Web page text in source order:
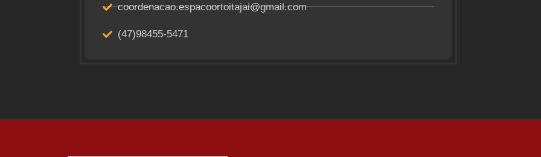
coordenacao.espacoortoitajai@gmail.com
(47)98455-5471